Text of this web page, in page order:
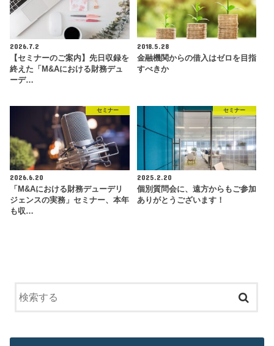
2026.7.2
【セミナーのご案内】先日収録を
終えた「M&Aにおける財務デュ
ーデ…
2018.5.28
金融機関からの借入はゼロを目指
すべきか
セミナー
2026.6.20
「M&Aにおける財務デューデリ
ジェンスの実務」セミナー、本年
も収…
セミナー
2025.2.20
個別質問会に、遠方からもご参加
ありがとうございます！